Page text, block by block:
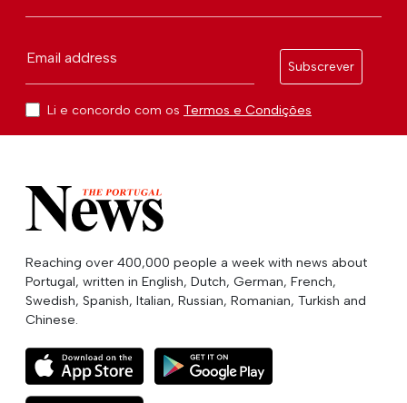
Email address
Subscrever
Li e concordo com os Termos e Condições
Reaching over 400,000 people a week with news about
Portugal, written in English, Dutch, German, French,
Swedish, Spanish, Italian, Russian, Romanian, Turkish and
Chinese.